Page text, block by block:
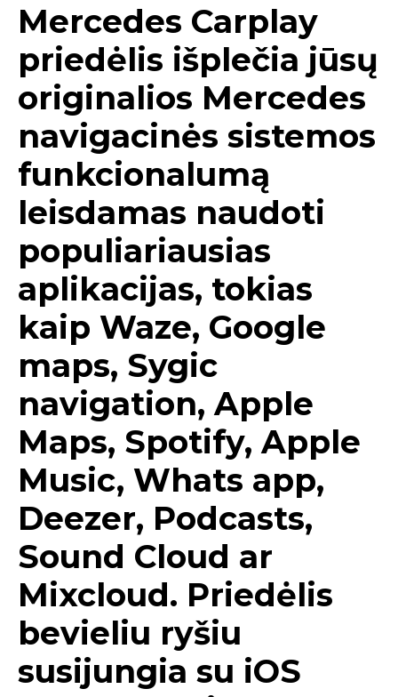
Mercedes Carplay
priedėlis išplečia jūsų
originalios Mercedes
navigacinės sistemos
funkcionalumą
leisdamas naudoti
populiariausias
aplikacijas, tokias
kaip Waze, Google
maps, Sygic
navigation, Apple
Maps, Spotify, Apple
Music, Whats app,
Deezer, Podcasts,
Sound Cloud ar
Mixcloud. Priedėlis
bevieliu ryšiu
susijungia su iOS